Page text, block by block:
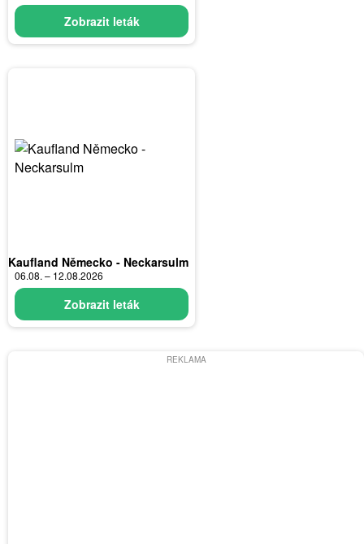
Zobrazit leták
Kaufland Německo - Neckarsulm
06.08. – 12.08.2026
Zobrazit leták
REKLAMA